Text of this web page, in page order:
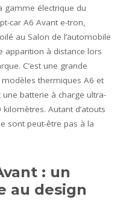
gamme électrique du
car A6 Avant e-tron,
au Salon de l’automobile
apparition à distance lors
C’est une grande
thermiques A6 et
batterie à charge ultra-
Autant d’atouts
sont peut-être pas à la
: un
au design